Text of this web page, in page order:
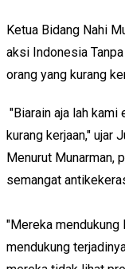
Ketua Bidang Nahi
aksi Indonesia
orang yang kurang
"Biarain aja lah kami
kurang kerjaan," ujar
Menurut Munarman,
semangat
"Mereka mendukung
mendukung